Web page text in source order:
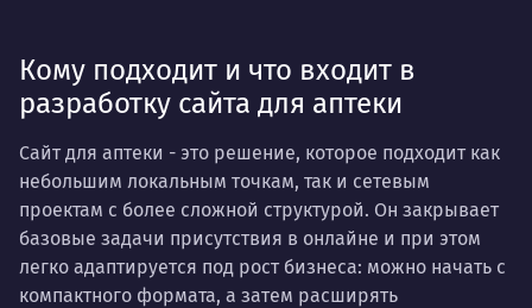
Кому подходит и что входит в
разработку сайта для аптеки
Сайт для аптеки - это решение, которое подходит как
небольшим локальным точкам, так и сетевым
проектам с более сложной структурой. Он закрывает
базовые задачи присутствия в онлайне и при этом
легко адаптируется под рост бизнеса: можно начать с
компактного формата, а затем расширять